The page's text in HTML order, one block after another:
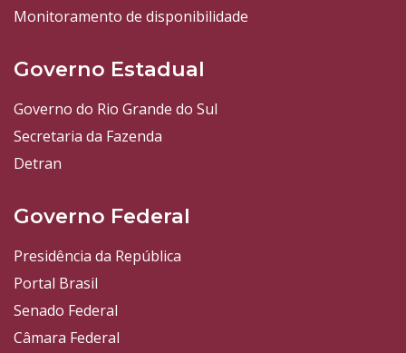
Monitoramento de disponibilidade
Governo Estadual
Governo do Rio Grande do Sul
Secretaria da Fazenda
Detran
Governo Federal
Presidência da República
Portal Brasil
Senado Federal
Câmara Federal